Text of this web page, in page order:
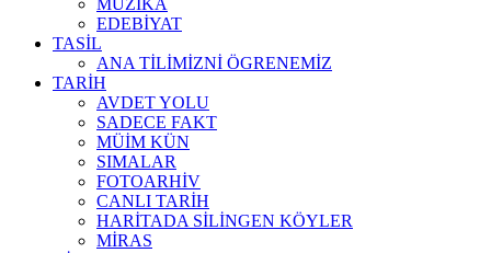
MUZIKA
EDEBİYAT
TASİL
ANA TİLİMİZNİ ÖGRENEMİZ
TARİH
AVDET YOLU
SADECE FAKT
MÜİM KÜN
SIMАLAR
FOTOARHİV
CANLI TARİH
HARİTADA SİLİNGEN KÖYLER
MİRAS